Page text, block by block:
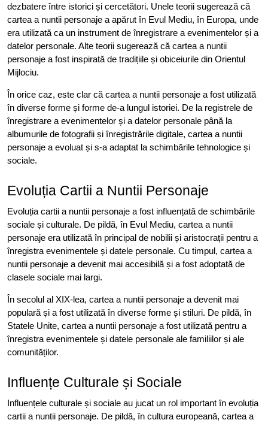
dezbatere între istorici și cercetători. Unele teorii sugerează că
cartea a nuntii personaje a apărut în Evul Mediu, în Europa, unde
era utilizată ca un instrument de înregistrare a evenimentelor și a
datelor personale. Alte teorii sugerează că cartea a nuntii
personaje a fost inspirată de tradițiile și obiceiurile din Orientul
Mijlociu.
În orice caz, este clar că cartea a nuntii personaje a fost utilizată
în diverse forme și forme de-a lungul istoriei. De la registrele de
înregistrare a evenimentelor și a datelor personale până la
albumurile de fotografii și înregistrările digitale, cartea a nuntii
personaje a evoluat și s-a adaptat la schimbările tehnologice și
sociale.
Evoluția Cartii a Nuntii Personaje
Evoluția cartii a nuntii personaje a fost influențată de schimbările
sociale și culturale. De pildă, în Evul Mediu, cartea a nuntii
personaje era utilizată în principal de nobilii și aristocrații pentru a
înregistra evenimentele și datele personale. Cu timpul, cartea a
nuntii personaje a devenit mai accesibilă și a fost adoptată de
clasele sociale mai largi.
În secolul al XIX-lea, cartea a nuntii personaje a devenit mai
populară și a fost utilizată în diverse forme și stiluri. De pildă, în
Statele Unite, cartea a nuntii personaje a fost utilizată pentru a
înregistra evenimentele și datele personale ale familiilor și ale
comunităților.
Influențe Culturale și Sociale
Influențele culturale și sociale au jucat un rol important în evoluția
cartii a nuntii personaje. De pildă, în cultura europeană, cartea a